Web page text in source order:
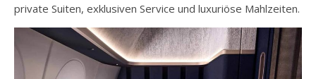
private Suiten, exklusiven Service und luxuriöse Mahlzeiten.